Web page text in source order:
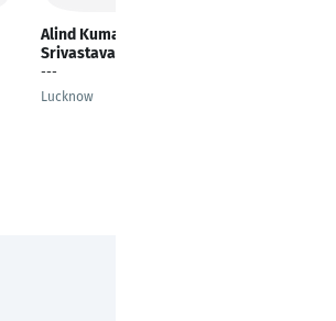
Alind Kumar
Srivastava
---
Lucknow